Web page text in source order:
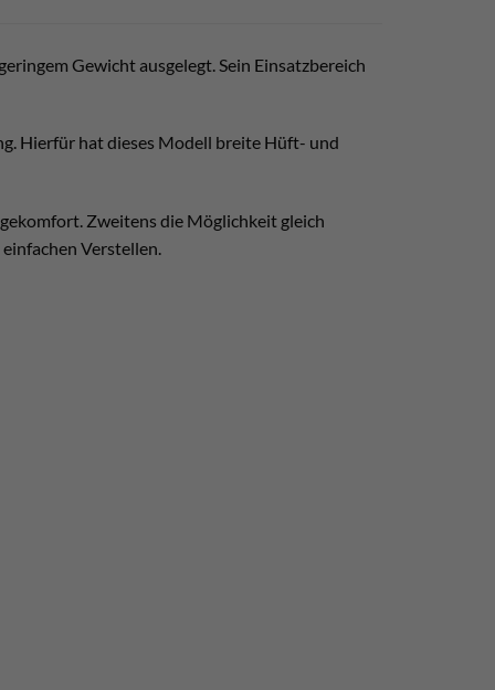
Gewicht ausgelegt. Sein Einsatzbereich
Hierfür hat dieses Modell breite Hüft- und
Zweitens die Möglichkeit gleich
Verstellen.